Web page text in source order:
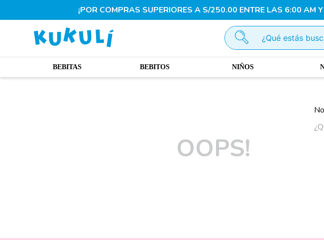
¡POR COMPRAS SUPERIORES A S/250.00 ENTRE LAS 6:00 AM
¿Qué estás buscando?
BEBITAS BEBITOS NIÑOS
OOPS!